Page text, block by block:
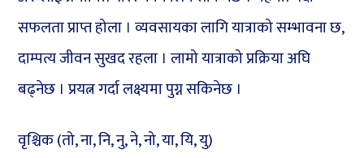
सफलता प्राप्त होला । व्यवसायका लागि यात्राको सम्भावना छ,
दाम्पत्य जीवन सुखद रहला । लामो यात्राको प्रक्रिया अघि
बढ्नेछ । प्रयत्न गर्दा लक्ष्यमा पुग्न सकिनेछ ।
वृश्चिक (तो, ना, नि, नु, ने, नो, या, यि, यु)